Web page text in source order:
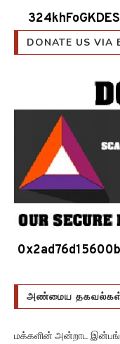
DONATE US VIA
அண்மைய
அறிவாற்றல்